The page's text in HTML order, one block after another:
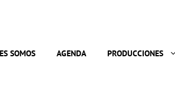
SOMOS AGENDA PRODUCCIONES